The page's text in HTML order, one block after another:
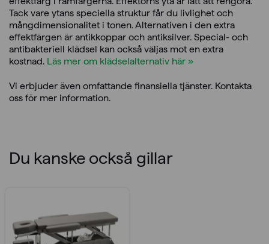
Tack vare ytans speciella struktur får du livlighet och
mångdimensionalitet i tonen. Alternativen i den extra
effektfärgen är antikkoppar och antiksilver. Special- och
antibakteriell klädsel kan också väljas mot en extra
kostnad. Läs mer om klädselalternativ här »
Vi erbjuder även omfattande finansiella tjänster. Kontakta
oss för mer information.
Du kanske också gillar